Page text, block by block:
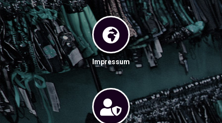
Impressum